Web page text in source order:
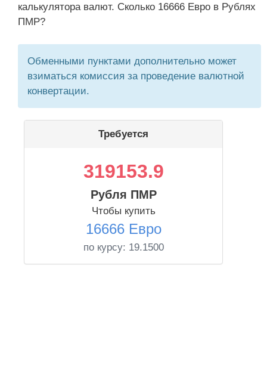
калькулятора валют. Сколько 16666 Евро в Рублях
ПМР?
Обменными пунктами дополнительно может
взиматься комиссия за проведение валютной
конвертации.
Требуется
319153.9
Рубля ПМР
Чтобы купить
16666 Евро
по курсу: 19.1500